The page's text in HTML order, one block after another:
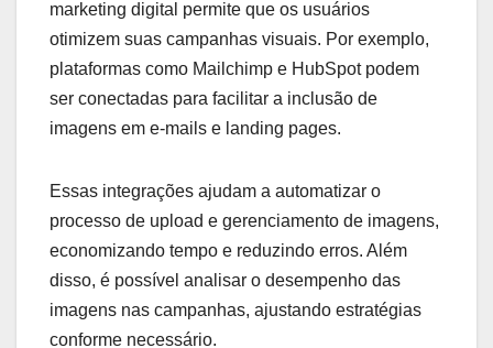
Integração com
ferramentas de marketing
digital
marketing digital permite que os usuários
otimizem suas campanhas visuais. Por exemplo,
plataformas como Mailchimp e HubSpot podem
ser conectadas para facilitar a inclusão de
imagens em e-mails e landing pages.